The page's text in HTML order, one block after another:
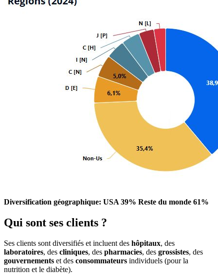
Diversification géographique: USA 39% Reste du monde 61%
Qui sont ses clients ?
Ses clients sont diversifiés et incluent des hôpitaux, des
laboratoires, des cliniques, des pharmacies, des grossistes, des
gouvernements et des consommateurs individuels (pour la
nutrition et le diabète).